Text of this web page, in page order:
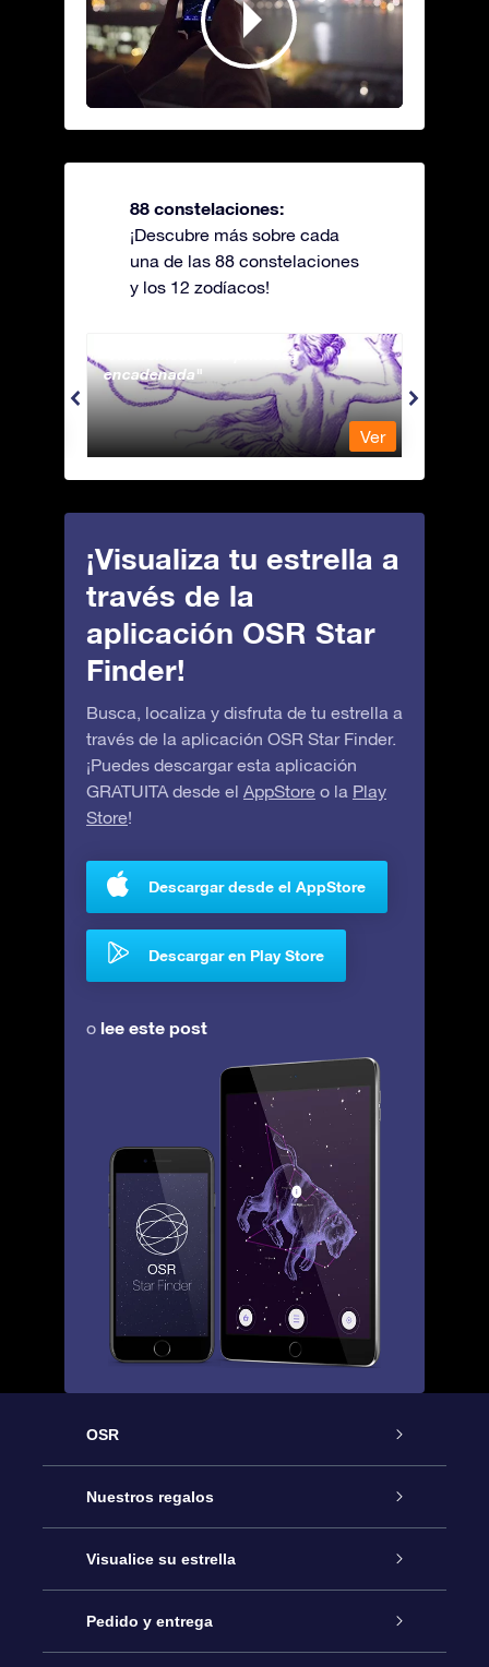
88 constelaciones:
¡Descubre más sobre cada
una de las 88 constelaciones
y los 12 zodíacos!
Andromeda - La princesa
encadenada
Ver
¡Visualiza tu estrella a
través de la
aplicación OSR Star
Finder!
Busca, localiza y disfruta de tu estrella a
través de la aplicación OSR Star Finder.
¡Puedes descargar esta aplicación
GRATUITA desde el AppStore o la Play
Store!
Descargar desde el AppStore
Descargar en Play Store
o lee este post
OSR
Atención
Contáctanos
Blog
Nuestros regalos
Regalo Estrella Online
Paquete de Regalo OSR
Visualice su estrella
Registro estelar
Pedido y entrega